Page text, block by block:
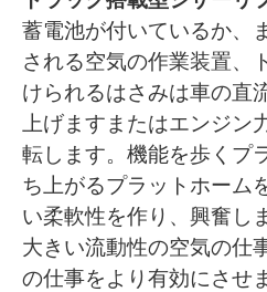
蓄電池が付いているか、
される空気の作業装置、
けられるはさみは車の直
上げますまたはエンジン
転します。機能を歩くプ
ち上がるプラットホーム
い柔軟性を作り、興奮し
大きい流動性の空気の仕
の仕事をより有効にさせ